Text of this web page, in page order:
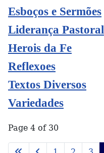
Esboços e Sermões
Liderança Pastoral
Herois da Fe
Reflexoes
Textos Diversos
Variedades
Page 4 of 30